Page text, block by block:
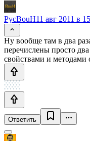
PycBouH11 авг 2011 в
Ну вообще там в два
перечислены просто
свойствами и методами
Ответить